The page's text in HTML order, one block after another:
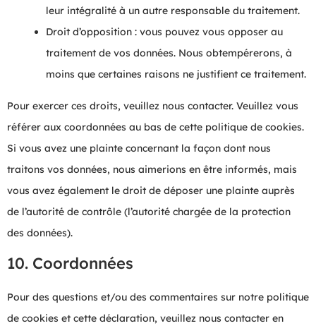
leur intégralité à un autre responsable du traitement.
Droit d’opposition : vous pouvez vous opposer au
traitement de vos données. Nous obtempérerons, à
moins que certaines raisons ne justifient ce traitement.
Pour exercer ces droits, veuillez nous contacter. Veuillez vous
référer aux coordonnées au bas de cette politique de cookies.
Si vous avez une plainte concernant la façon dont nous
traitons vos données, nous aimerions en être informés, mais
vous avez également le droit de déposer une plainte auprès
de l’autorité de contrôle (l’autorité chargée de la protection
des données).
10. Coordonnées
Pour des questions et/ou des commentaires sur notre politique
de cookies et cette déclaration, veuillez nous contacter en